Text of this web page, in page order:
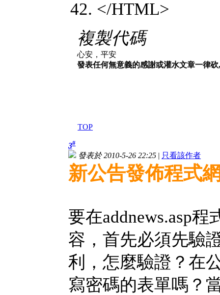
</HTML>
複製代碼
心安，平安
發表任何無意義的感謝或灌水文章一律
TOP
3#
發表於 2010-5-26 22:25 | 只看該作者
新公告發佈程式
要在addnews.asp
容，首先必須先驗
利，怎麼驗證？在
寫密碼的表單嗎？